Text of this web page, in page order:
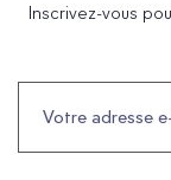
Inscrivez-vous